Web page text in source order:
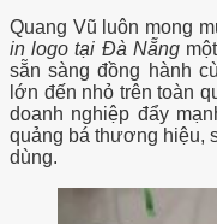
Quang Vũ luôn mong
in logo tại Đà Nẵng
sẵn sàngđồng hành
lớn đến nhỏ trên toàn
doanh nghiệp đẩy
quảng bá thương hiệu,
dùng.